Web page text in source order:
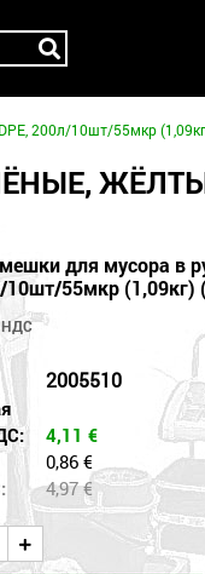
200л/10шт/55мкр
для мусора в
10шт/55мкр (1,09кг)
2005510
4,11 €
0,86 €
4,97€